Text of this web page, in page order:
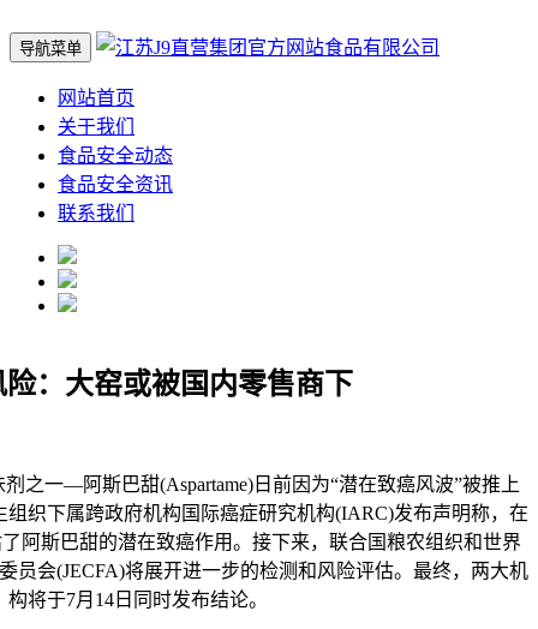
导航菜单
网站首页
关于我们
食品安全动态
食品安全资讯
联系我们
：大窑或被国内零售商下
一—阿斯巴甜(Aspartame)日前因为“潜在致癌风波”被推上
组织下属跨政府机构国际癌症研究机构(IARC)发布声明称，在
阿斯巴甜的潜在致癌作用。接下来，联合国粮农组织和世界
员会(JECFA)将展开进一步的检测和风险评估。最终，两大机
构将于7月14日同时发布结论。